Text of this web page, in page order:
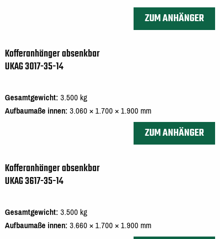
ZUM ANHÄNGER
Kofferanhänger absenkbar
UKAG 3017-35-14
Gesamtgewicht 3.500 kg
Aufbaumaße innen 3.060 × 1.700 × 1.900 mm
ZUM ANHÄNGER
Kofferanhänger absenkbar
UKAG 3617-35-14
Gesamtgewicht 3.500 kg
Aufbaumaße innen 3.660 × 1.700 × 1.900 mm